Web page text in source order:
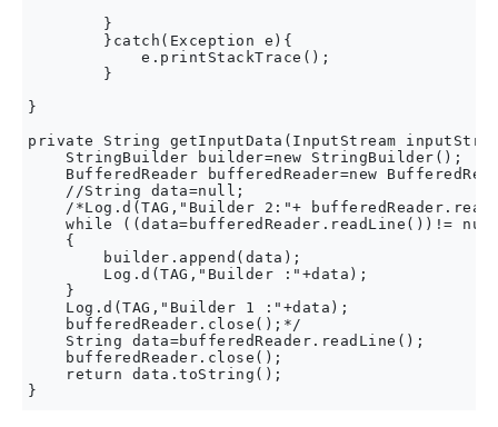
        }
        }catch(Exception e){
            e.printStackTrace();
        }
}
private String getInputData(InputStream
    StringBuilder builder=new StringBuilder();
BufferedReader bufferedReader=new
    //String data=null;
/*Log.d(TAG,"Builder 2:"+
while ((data=bufferedReader.readLine())!=
    {
        builder.append(data);
        Log.d(TAG,"Builder :"+data);
    }
    Log.d(TAG,"Builder 1 :"+data);
    bufferedReader.close();*/
    String data=bufferedReader.readLine();
    bufferedReader.close();
    return data.toString();